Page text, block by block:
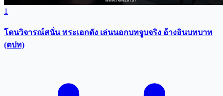
1
โดนวิจารณ์สนั่น พระเอกดัง เล่นนอกบทจูบจริง อ้างอินบทบาท
(ตปท)